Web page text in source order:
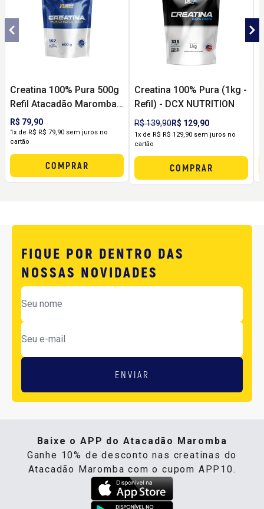
Creatina 100% Pura 500g
Refil Atacadão Maromba |
Monohidratada para
Força, Performance e
Melhor Custo-Benefício
R$ 79,90
1x de R$ R$ 79,90 sem juros no
cartão
COMPRAR
Creatina 100% Pura (1kg -
Refil) - DCX NUTRITION
R$ 139,90R$ 129,90
1x de R$ R$ 129,90 sem juros no
cartão
COMPRAR
FIQUE POR DENTRO DAS
NOSSAS NOVIDADES
ENVIAR
Baixe o APP do Atacadão Maromba
Ganhe 10% de desconto nas creatinas do
Atacadão Maromba com o cupom APP10.